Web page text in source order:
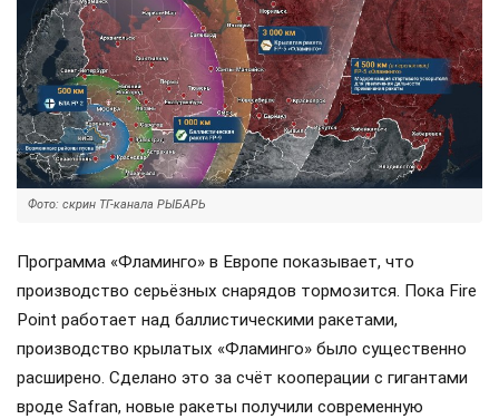
Фото: скрин ТГ-канала РЫБАРЬ
Программа «Фламинго» в Европе показывает, что
производство серьёзных снарядов тормозится. Пока Fire
Point работает над баллистическими ракетами,
производство крылатых «Фламинго» было существенно
расширено. Сделано это за счёт кооперации с гигантами
вроде Safran, новые ракеты получили современную